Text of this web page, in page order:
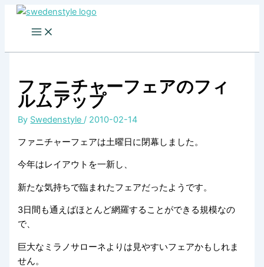
Skip
ファニチャーフェアのフィ
ルムアップ
By Swedenstyle / 2010-02-14
ファニチャーフェアは土曜日に閉幕しました。
今年はレイアウトを一新し、
新たな気持ちで臨まれたフェアだったようです。
3日間も通えばほとんど網羅することができる規模なの
で、
巨大なミラノサローネよりは見やすいフェアかもしれま
せん。